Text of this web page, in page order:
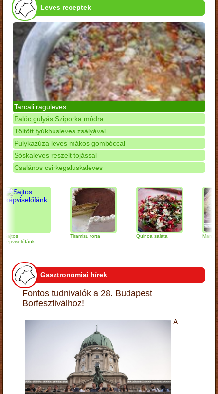
Leves receptek
Tarcali raguleves
Palóc gulyás Sziporka módra
Töltött tyúkhúsleves zsályával
Pulykazúza leves mákos gombóccal
Sóskaleves reszelt tojással
Csalános csirkegaluskaleves
Tiramisu torta Quinoa saláta Mandulás
Gasztronómiai hírek
Fontos tudnivalók a 28. Budapest
Borfesztiválhoz!
A